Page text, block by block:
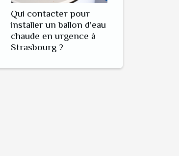
Qui contacter pour
installer un ballon d'eau
chaude en urgence à
Strasbourg ?